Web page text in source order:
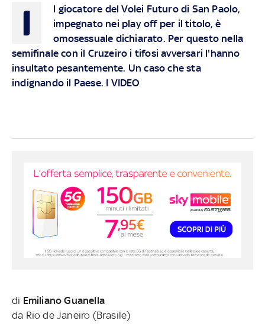
I
l giocatore del Volei Futuro di San Paolo,
impegnato nei play off per il titolo, è
omosessuale dichiarato. Per questo nella
semifinale con il Cruzeiro i tifosi avversari l'hanno
insultato pesantemente. Un caso che sta
indignando il Paese. I VIDEO
di Emiliano Guanella
da Rio de Janeiro (Brasile)